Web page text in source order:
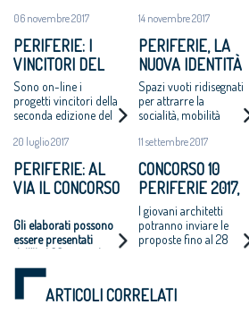
06 novembre 2017
PERIFERIE: I
VINCITORI DEL
CONCORSO DI
IDEE BANDITO
DALLA DIREZIONE
GENERALE
PERIFERIE
URBANE DEL
MIBACT E DAL
CONSIGLIO
NAZIONALE DEGLI
ARCHITETTI
Sono on-line i
progetti vincitori della
seconda edizione del
la riqualificazione di
è stato bandito dalla
Direzione Generale
stesso Consiglio
Nazionale.
20 luglio 2017
PERIFERIE: AL
VIA IL CONCORSO
Gli elaborati possono
essere presentati
dall’11 al 28 settembre
prossimi
14 novembre 2017
PERIFERIE, LA
NUOVA IDENTITÀ
DI 10 AREE
DEGRADATE
Spazi vuoti ridisegnati
per attrarre la
socialità, mobilità
con gli elementi
11 settembre 2017
CONCORSO 10
PERIFERIE 2017,
VIA AI PROGETTI
I giovani architetti
potranno inviare le
proposte fino al 28
ARTICOLI CORRELATI